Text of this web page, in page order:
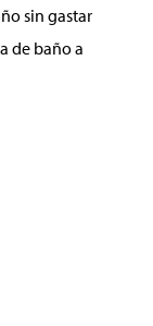
sin gastar
de baño a